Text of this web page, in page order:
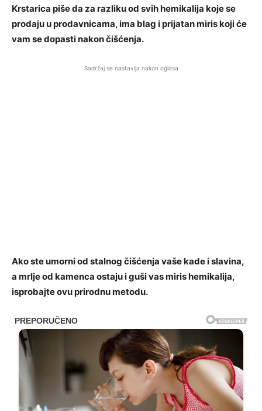
Krstarica piše da za razliku od svih hemikalija koje se
prodaju u prodavnicama, ima blag i prijatan miris koji će
vam se dopasti nakon čišćenja.
Sadržaj se nastavlja nakon oglasa
Ako ste umorni od stalnog čišćenja vaše kade i slavina,
a mrlje od kamenca ostaju i guši vas miris hemikalija,
isprobajte ovu prirodnu metodu.